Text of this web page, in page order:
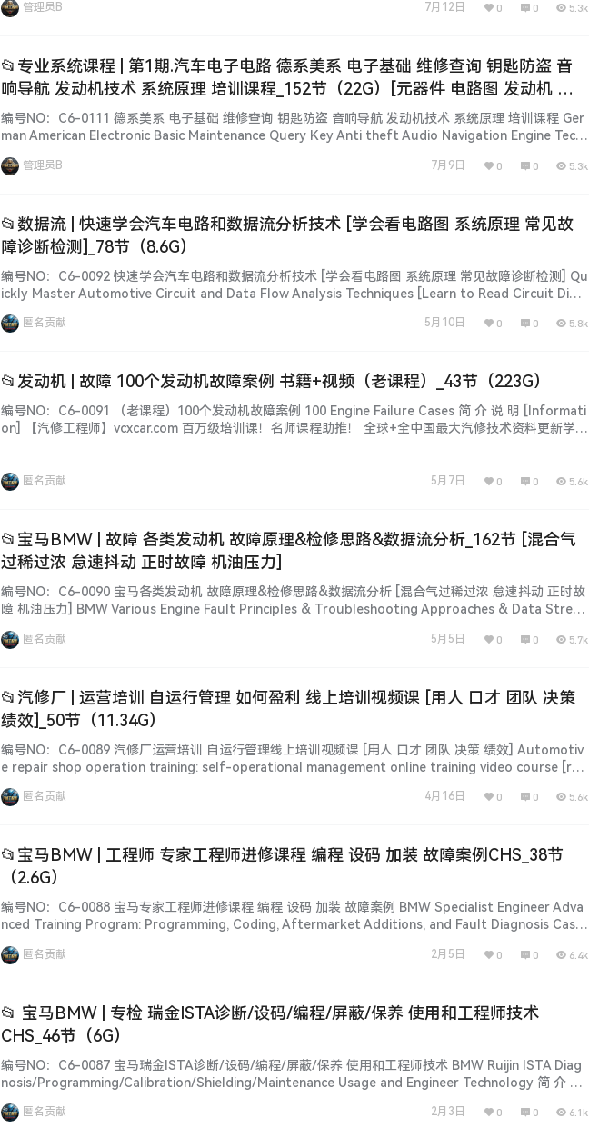
管理员B 7月12日 0 0 5.3k
📂专业系统课程 | 第1期.汽车电子电路 德系美系 电子基础 维修查询 钥匙防盗 音
响导航 发动机技术 系统原理 培训课程_152节（22G）[元器件 电路图 发动机 变
速箱 总线 数据流 正时 防盗 诊断 CYX]
编号NO：C6-0111 德系美系 电子基础 维修查询 钥匙防盗 音响导航 发动机技术 系统原理 培训课程 Ger
man American Electronic Basic Maintenance Query Key Anti theft Audio Navigation Engine Tech
管理员B 7月9日 0 0 5.3k
📂数据流 | 快速学会汽车电路和数据流分析技术 [学会看电路图 系统原理 常见故
障诊断检测]_78节（8.6G）
编号NO：C6-0092 快速学会汽车电路和数据流分析技术 [学会看电路图 系统原理 常见故障诊断检测] Qu
ickly Master Automotive Circuit and Data Flow Analysis Techniques [Learn to Read Circuit Diag
匿名贡献 5月10日 0 0 5.8k
📂发动机 | 故障 100个发动机故障案例 书籍+视频（老课程）_43节（223G）
编号NO：C6-0091 （老课程）100个发动机故障案例 100 Engine Failure Cases 简 介 说 明 [Informati
on] 【汽修工程师】vcxcar.com 百万级培训课！名师课程助推！ 全球+全中国最大汽修技术资料更新学习
匿名贡献 5月7日 0 0 5.6k
📂宝马BMW | 故障 各类发动机 故障原理&检修思路&数据流分析_162节 [混合气
过稀过浓 怠速抖动 正时故障 机油压力]
编号NO：C6-0090 宝马各类发动机 故障原理&检修思路&数据流分析 [混合气过稀过浓 怠速抖动 正时故
障 机油压力] BMW Various Engine Fault Principles & Troubleshooting Approaches & Data Strea
匿名贡献 5月5日 0 0 5.7k
📂汽修厂 | 运营培训 自运行管理 如何盈利 线上培训视频课 [用人 口才 团队 决策
绩效]_50节（11.34G）
编号NO：C6-0089 汽修厂运营培训 自运行管理线上培训视频课 [用人 口才 团队 决策 绩效] Automotiv
e repair shop operation training: self-operational management online training video course [rec
匿名贡献 4月16日 0 0 5.6k
📂宝马BMW | 工程师 专家工程师进修课程 编程 设码 加装 故障案例CHS_38节
（2.6G）
编号NO：C6-0088 宝马专家工程师进修课程 编程 设码 加装 故障案例 BMW Specialist Engineer Adva
nced Training Program: Programming, Coding, Aftermarket Additions, and Fault Diagnosis Case
匿名贡献 2月5日 0 0 6.4k
📂 宝马BMW | 专检 瑞金ISTA诊断/设码/编程/屏蔽/保养 使用和工程师技术
CHS_46节（6G）
编号NO：C6-0087 宝马瑞金ISTA诊断/设码/编程/屏蔽/保养 使用和工程师技术 BMW Ruijin ISTA Diag
nosis/Programming/Calibration/Shielding/Maintenance Usage and Engineer Technology 简 介 说
匿名贡献 2月3日 0 0 6.1k